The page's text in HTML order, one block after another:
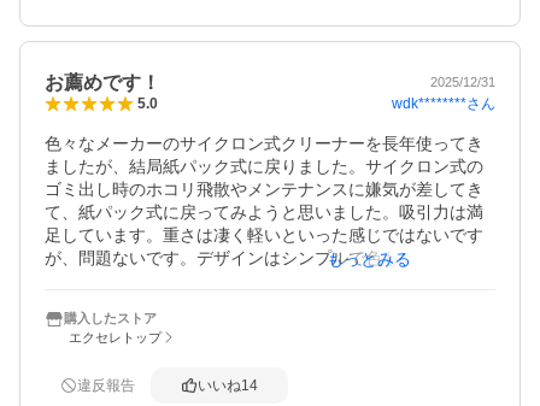
す。
す。
値段も手頃で、購入してよかったです。
お薦めです！ 2025/12/31
5.0 wdk********さん
色々なメーカーのサイクロン式クリーナーを長年使ってき
ましたが、結局紙パック式に戻りました。サイクロン式の
ゴミ出し時のホコリ飛散やメンテナンスに嫌気が差してき
て、紙パック式に戻ってみようと思いました。吸引力は満
足しています。重さは凄く軽いといった感じではないです
が、問題ないです。デザインはシンプルで色も良い。スタ
こちらのクリーナーを選びました。欲を言えば、ブラシが
少し小さいのと、装着の外す時が硬くてやりづらいかなと
ムーズで楽に掃除できます。紙パック式のスティッククリ
もっとみる
購入したストア
エクセレトップ
違反報告 いいね14